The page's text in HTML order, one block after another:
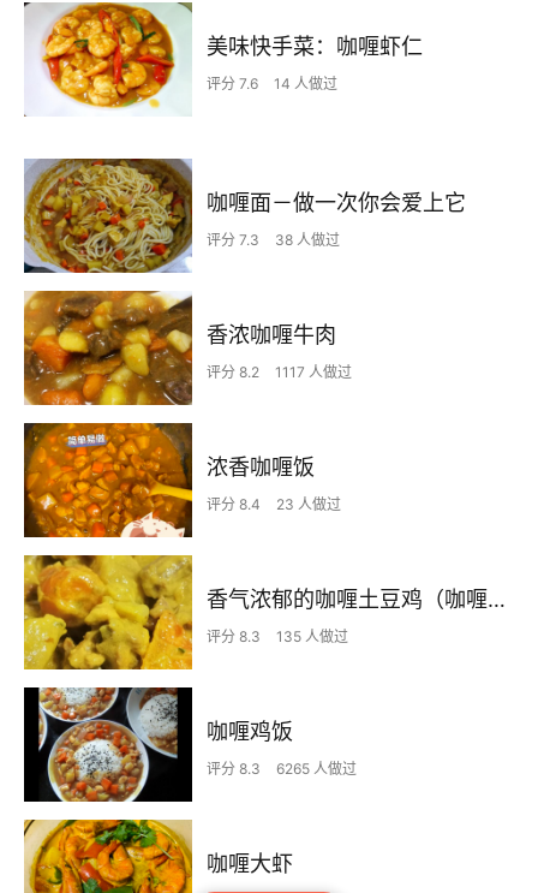
美味快手菜：咖喱虾仁
评分 7.6 14 人做过
咖喱面－做一次你会爱上它
评分 7.3 38 人做过
香浓咖喱牛肉
评分 8.2 1117 人做过
浓香咖喱饭
评分 8.4 23 人做过
香气浓郁的咖喱土豆鸡（咖喱粉版）
评分 8.3 135 人做过
咖喱鸡饭
评分 8.3 6265 人做过
咖喱大虾